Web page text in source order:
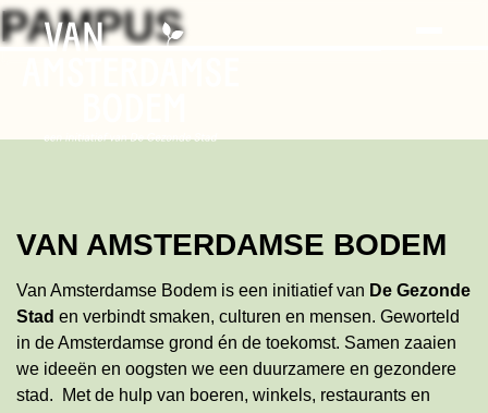
Skip
to
Search
PAMPUS
VAN AMSTERDAMSE BODEM
Van Amsterdamse Bodem is een initiatief van De Gezonde
Stad en verbindt smaken, culturen en mensen. Geworteld
in de Amsterdamse grond én de toekomst. Samen zaaien
we ideeën en oogsten we een duurzamere en gezondere
stad. Met de hulp van boeren, winkels, restaurants en